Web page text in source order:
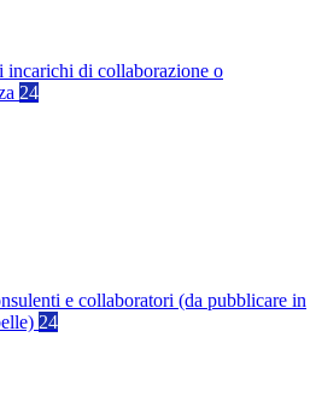
incarichi di collaborazione o
24
e collaboratori (da pubblicare in
24